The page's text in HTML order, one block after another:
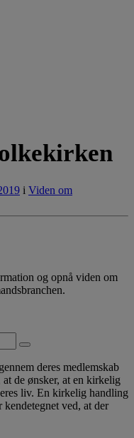
i Viden om
og opnå viden om
deres medlemskab
de ønsker, at en kirkelig
liv. En kirkelig handling
ved, at der